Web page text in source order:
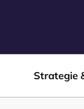
Strategie